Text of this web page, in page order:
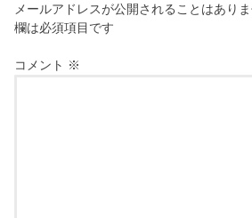
メールアドレスが公開されることはありま
欄は必須項目です
コメント ※